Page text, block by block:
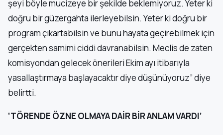
şeyi böyle mucizeye bir şekilde beklemiyoruz. Yeter ki
doğru bir güzergahta ilerleyebilsin. Yeter ki doğru bir
program çıkartabilsin ve bunu hayata geçirebilmek için
gerçekten samimi ciddi davranabilsin. Meclis de zaten
komisyondan gelecek önerileri Ekim ayı itibarıyla
yasallaştırmaya başlayacaktır diye düşünüyoruz” diye
belirtti.
‘TÖRENDE ÖZNE OLMAYA DAİR BİR ANLAM VARDI’